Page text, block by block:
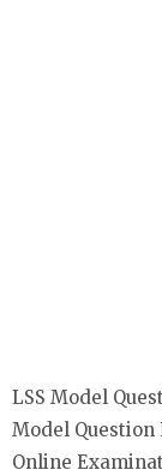
LSS Model
Model Question
Online